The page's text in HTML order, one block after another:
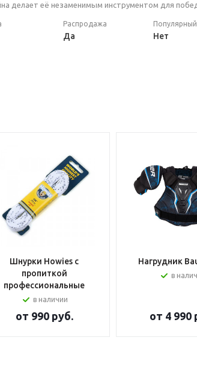
делает её незаменимым инструментом для
Распродажа
Да Нет
Шнурки Howies с
пропиткой
профессиональные
в наличии
от 990 руб.
Нагрудник
в
от 4 990